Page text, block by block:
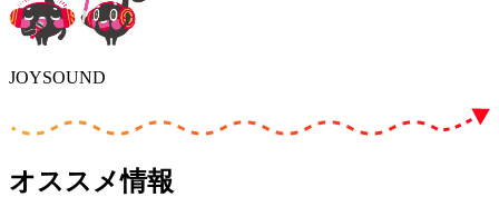
JOYSOUND
オススメ情報